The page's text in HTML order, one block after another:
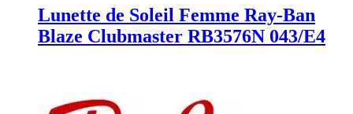
Lunette de Soleil Femme Ray-Ban
Blaze Clubmaster RB3576N 043/E4